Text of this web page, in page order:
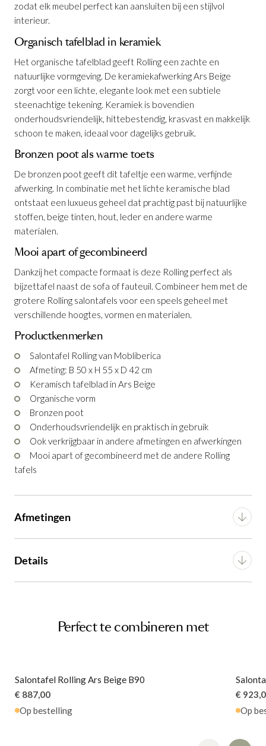
zodat elk meubel perfect kan aansluiten bij een stijlvol
interieur.
Organisch tafelblad in keramiek
Het organische tafelblad geeft Rolling een zachte en
natuurlijke vormgeving. De keramiekafwerking Ars Beige
zorgt voor een lichte, elegante look met een subtiele
steenachtige tekening. Keramiek is bovendien
onderhoudsvriendelijk, hittebestendig, krasvast en makkelijk
schoon te maken, ideaal voor dagelijks gebruik.
Bronzen poot als warme toets
De bronzen poot geeft dit tafeltje een warme, verfijnde
afwerking. In combinatie met het lichte keramische blad
ontstaat een luxueus geheel dat prachtig past bij natuurlijke
stoffen, beige tinten, hout, leder en andere warme
materialen.
Mooi apart of gecombineerd
Dankzij het compacte formaat is deze Rolling perfect als
bijzettafel naast de sofa of fauteuil. Combineer hem met de
grotere Rolling salontafels voor een speels geheel met
verschillende hoogtes, vormen en materialen.
Productkenmerken
Salontafel Rolling van Mobliberica
Afmeting: B 50 x H 55 x D 42 cm
Keramisch tafelblad in Ars Beige
Organische vorm
Bronzen poot
Onderhoudsvriendelijk en praktisch in gebruik
Ook verkrijgbaar in andere afmetingen en afwerkingen
Mooi apart of gecombineerd met de andere Rolling
tafels
Afmetingen
Lengte 50 cm
Details
Bouwpakket
Perfect te combineren met
Salontafel Rolling Ars Beige B90
€ 887,00
Op bestelling
Salontafel Rolling Ars Beige B90is
toegevoegd aan je winkelmandje
Salontafel Rolling Ars Beige B90
Productnummer: G13150008178
€ 887,00
GA NAAR WINKELMANDJE
OF VERDER WINKELEN
€
Op
Salontafel Rolling Calce Terracotta B100
is toegevoegd aan je winkelmandje
Salontafel Rolling Calce Terracotta B100
Productnummer: G13150008578
€ 923,00
GA NAAR WINKELMANDJE
OF VERDER WINKELEN
Salontafel Rolling Ars Beige B50is
toegevoegd aan je winkelmandje
Salontafel Rolling Ars Beige B50
Productnummer: G13150008378
€ 561,00
GA NAAR WINKELMANDJE
OF VERDER WINKELEN